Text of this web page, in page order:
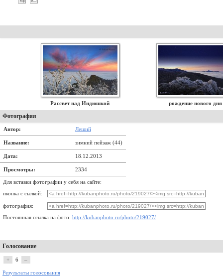
Рассвет над Индюшкой рождение нового дня
Фотография
Автор: Леший
Название: зимний пейзаж (44)
Дата: 18.12.2013
Просмотры: 2334
Для вставки фотографии у себя на сайте:
иконка с сылкой:
фотография:
Постоянная ссылка на фото: http://kubanphoto.ru/photo/219027/
Голосование
+ 6 –
Результаты голосования